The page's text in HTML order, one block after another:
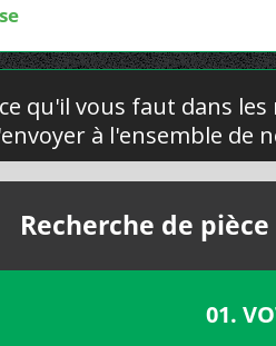
qu'il vous faut dans
à l'ensemble de
Recherche de
01.